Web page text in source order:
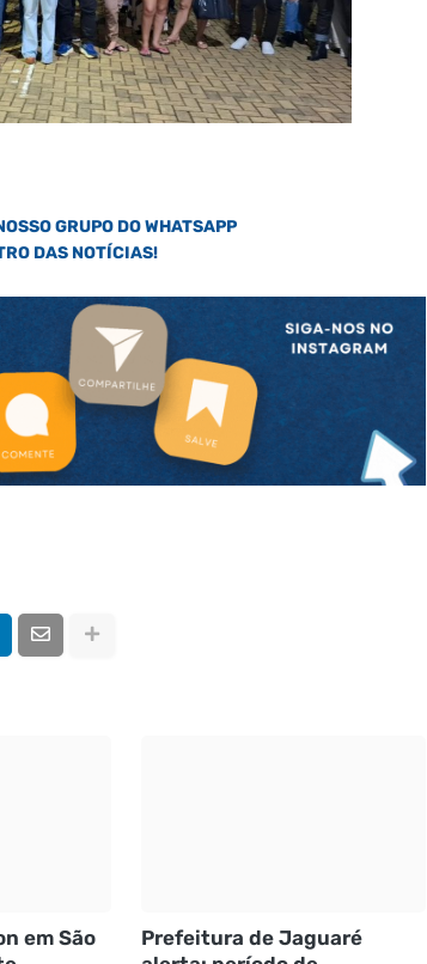
GRUPO DO WHATSAPP
DAS NOTÍCIAS!
em São
Prefeitura de Jaguaré